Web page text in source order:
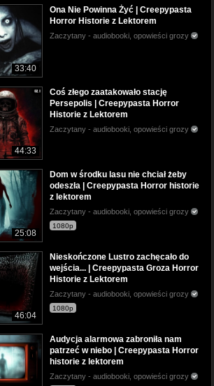
33:40
Ona Nie Powinna Żyć | Creepypasta
Horror Historie z Lektorem
Zaczytany - audiobooki, opowieści grozy
44:33
Coś złego zaatakowało stację
Persepolis | Creepypasta Horror
Historie z Lektorem
Zaczytany - audiobooki, opowieści grozy
25:08
Dom w środku lasu nie chciał żeby
odeszła | Creepypasta Horror historie
z lektorem
Zaczytany - audiobooki, opowieści grozy
1080p
46:04
Nieskończone Lustro zachęcało do
wejścia... | Creepypasta Groza Horror
Historie z Lektorem
Zaczytany - audiobooki, opowieści grozy
1080p
Audycja alarmowa zabroniła nam
patrzeć w niebo | Creepypasta Horror
historie z lektorem
Zaczytany - audiobooki, opowieści grozy